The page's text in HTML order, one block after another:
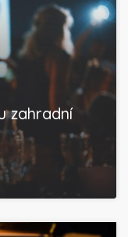
zahradní